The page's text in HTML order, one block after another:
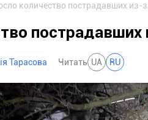
количество пострадавших из-
Тарасова Читать UA RU